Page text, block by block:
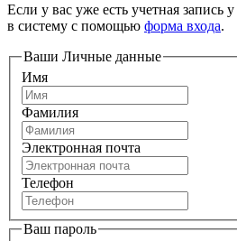
Если у вас уже есть учетная запись
в систему с помощью форма входа.
Ваши Личные данные
Имя
Фамилия
Электронная почта
Телефон
Ваш пароль